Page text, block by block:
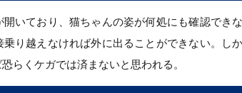
いており、猫ちゃんの姿が何処にも確認でき
り越えなければ外に出ることができない。し
らくケガでは済まないと思われる。